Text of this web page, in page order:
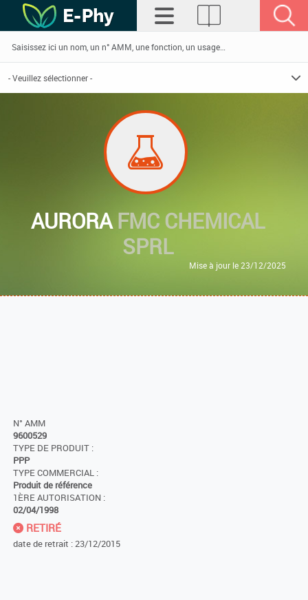
AURORAFMC CHEMICAL
SPRL
Mise à jour le 23/12/2025
N° AMM
9600529
TYPE DE PRODUIT :
PPP
TYPE COMMERCIAL :
Produit de référence
1ÈRE AUTORISATION :
02/04/1998
RETIRÉ
date de retrait : 23/12/2015